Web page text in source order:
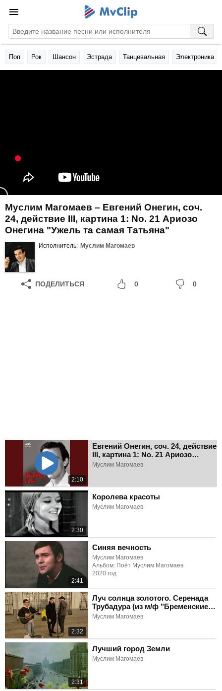
Поп Рок Шансон Эстрада Танцевальная Электроника
Муслим Магомаев – Евгений Онегин, соч.
24, действие III, картина 1: No. 21 Ариозо
Онегина "Ужель та самая Татьяна"
Исполнитель: Муслим Магомаев
ПОДЕЛИТЬСЯ 0 0
2:10
Евгений Онегин, соч. 24, действие
III, картина 1: No. 21 Ариозо
Онегина "Ужель та самая
Муслим Магомаев
2:30
Королева красоты
Муслим Магомаев
2:41
Синяя вечность
Муслим Магомаев
Альбом: Поёт Муслим Магомаев
2020 год
2:32
Луч солнца золотого. Серенада
Трубадура (из м/ф "Бременские
музыканты")
Муслим Магомаев
2:31
Лучший город Земли
Муслим Магомаев